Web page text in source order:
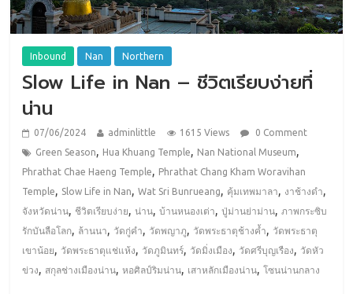
Inbound Nan Northern
Slow Life in Nan – ชีวิตเรียบง่ายที่
น่าน
07/06/2024 adminlittle 1615 Views
0 Comment
Green Season, Hua Khuang Temple, Nan National Museum,
Phrathat Chae Haeng Temple, Phrathat Chang Kham Woravihan
Temple, Slow Life in Nan,Wat Sri Bunrueang, คุ้มเทพมาลา, งาช้างดำ,
จังหวัดน่าน, ชีวิตเรียบง่าย,น่าน,บ้านหนองเต่า,ปู่ม่านย่าม่าน,ภาพกระซิบ
รักบันลือโลก, ล้านนา, วัดกู่คำ, วัดพญาภู, วัดพระธาตุช้างค้ำ, วัดพระธาตุ
เขาน้อย, วัดพระธาตุแช่แห้ง, วัดภูมินทร์, วัดมิ่งเมือง, วัดศรีบุญเรือง, วัดหัว
ข่วง, สกุลช่างเมืองน่าน,หอศิลป์ริมน่าน, เสาหลักเมืองน่าน,โซนน่านกลาง